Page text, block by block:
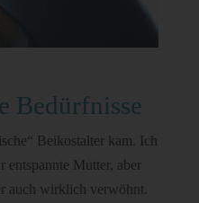
Bedürfnisse
Beikostalter kam. Ich
entspannte Mutter, aber
auch wirklich verwöhnt.